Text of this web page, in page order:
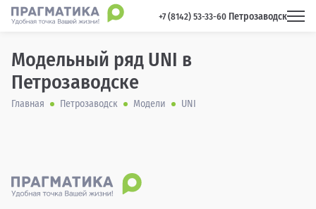
+7 (8142) 53-33-60 Петрозаводск
Модельный ряд UNI в
Петрозаводске
Главная Петрозаводск Модели UNI